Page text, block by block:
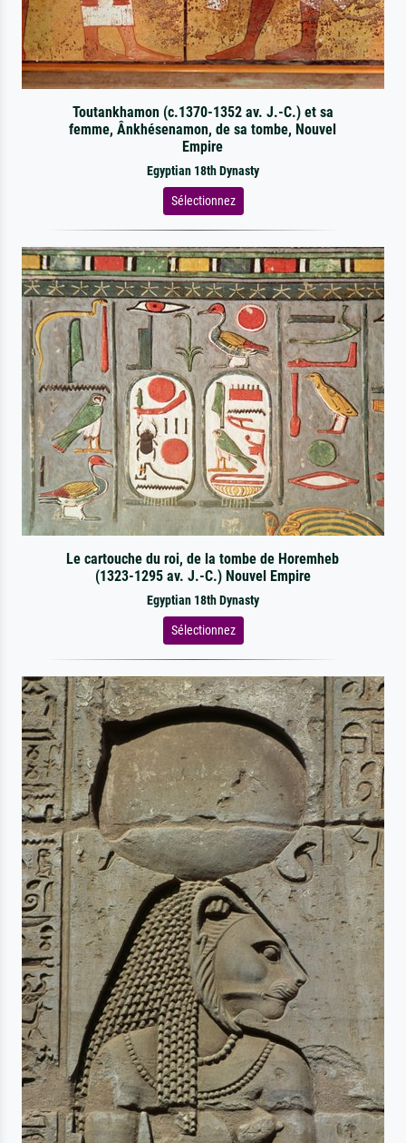
Toutankhamon (c.1370-1352 av. J.-C.) et sa
femme, Ânkhésenamon, de sa tombe, Nouvel
Empire
Egyptian 18th Dynasty
Sélectionnez
Le cartouche du roi, de la tombe de Horemheb
(1323-1295 av. J.-C.) Nouvel Empire
Egyptian 18th Dynasty
Sélectionnez